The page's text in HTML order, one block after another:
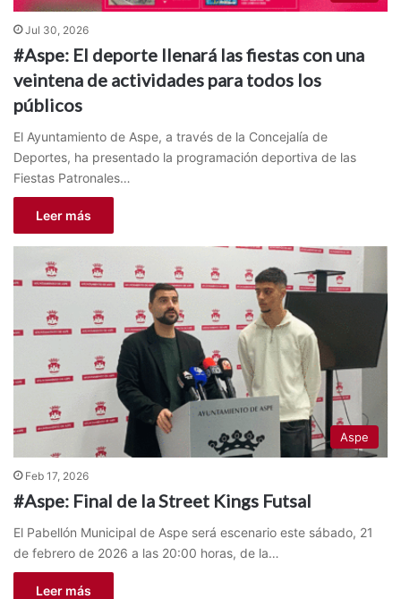
Jul 30, 2026
#Aspe: El deporte llenará las fiestas con una
veintena de actividades para todos los
públicos
El Ayuntamiento de Aspe, a través de la Concejalía de
Deportes, ha presentado la programación deportiva de las
Fiestas Patronales…
Leer más
Aspe
Feb 17, 2026
#Aspe: Final de la Street Kings Futsal
El Pabellón Municipal de Aspe será escenario este sábado, 21
de febrero de 2026 a las 20:00 horas, de la…
Leer más